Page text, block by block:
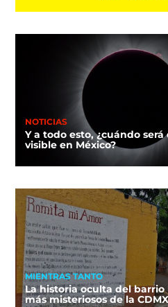
NOTICIAS
Y a todo esto, ¿cuándo
visible en México?
MIENTRAS TANTO
La historia oculta del barrio
más misteriosos de la CDMX